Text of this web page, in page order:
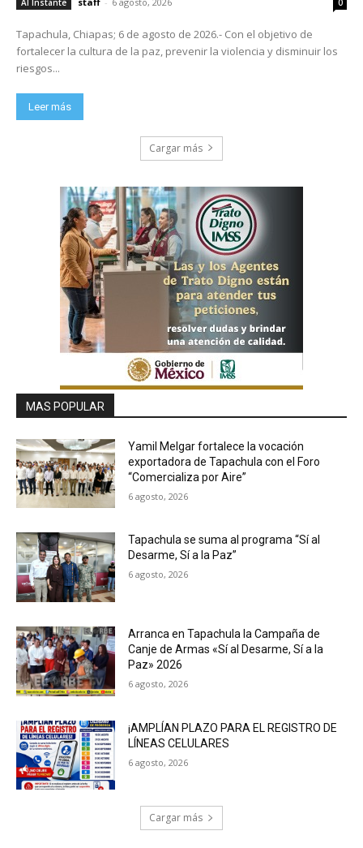
Tapachula, Chiapas; 6 de agosto de 2026.- Con el objetivo de
fortalecer la cultura de la paz, prevenir la violencia y disminuir los
riesgos...
Leer más
Cargar más
MAS POPULAR
Yamil Melgar fortalece la vocación
exportadora de Tapachula con el Foro
“Comercializa por Aire”
6 agosto, 2026
Tapachula se suma al programa “Sí al
Desarme, Sí a la Paz”
6 agosto, 2026
Arranca en Tapachula la Campaña de
Canje de Armas «Sí al Desarme, Sí a la
Paz» 2026
6 agosto, 2026
¡AMPLÍAN PLAZO PARA EL REGISTRO DE
LÍNEAS CELULARES
6 agosto, 2026
Cargar más